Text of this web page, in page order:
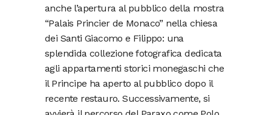
anche l’apertura al pubblico della mostra
“Palais Princier de Monaco” nella chiesa
dei Santi Giacomo e Filippo: una
splendida collezione fotografica dedicata
agli appartamenti storici monegaschi che
il Principe ha aperto al pubblico dopo il
recente restauro. Successivamente, si